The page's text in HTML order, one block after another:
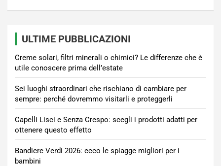
ULTIME PUBBLICAZIONI
Creme solari, filtri minerali o chimici? Le differenze che è
utile conoscere prima dell’estate
Sei luoghi straordinari che rischiano di cambiare per
sempre: perché dovremmo visitarli e proteggerli
Capelli Lisci e Senza Crespo: scegli i prodotti adatti per
ottenere questo effetto
Bandiere Verdi 2026: ecco le spiagge migliori per i
bambini